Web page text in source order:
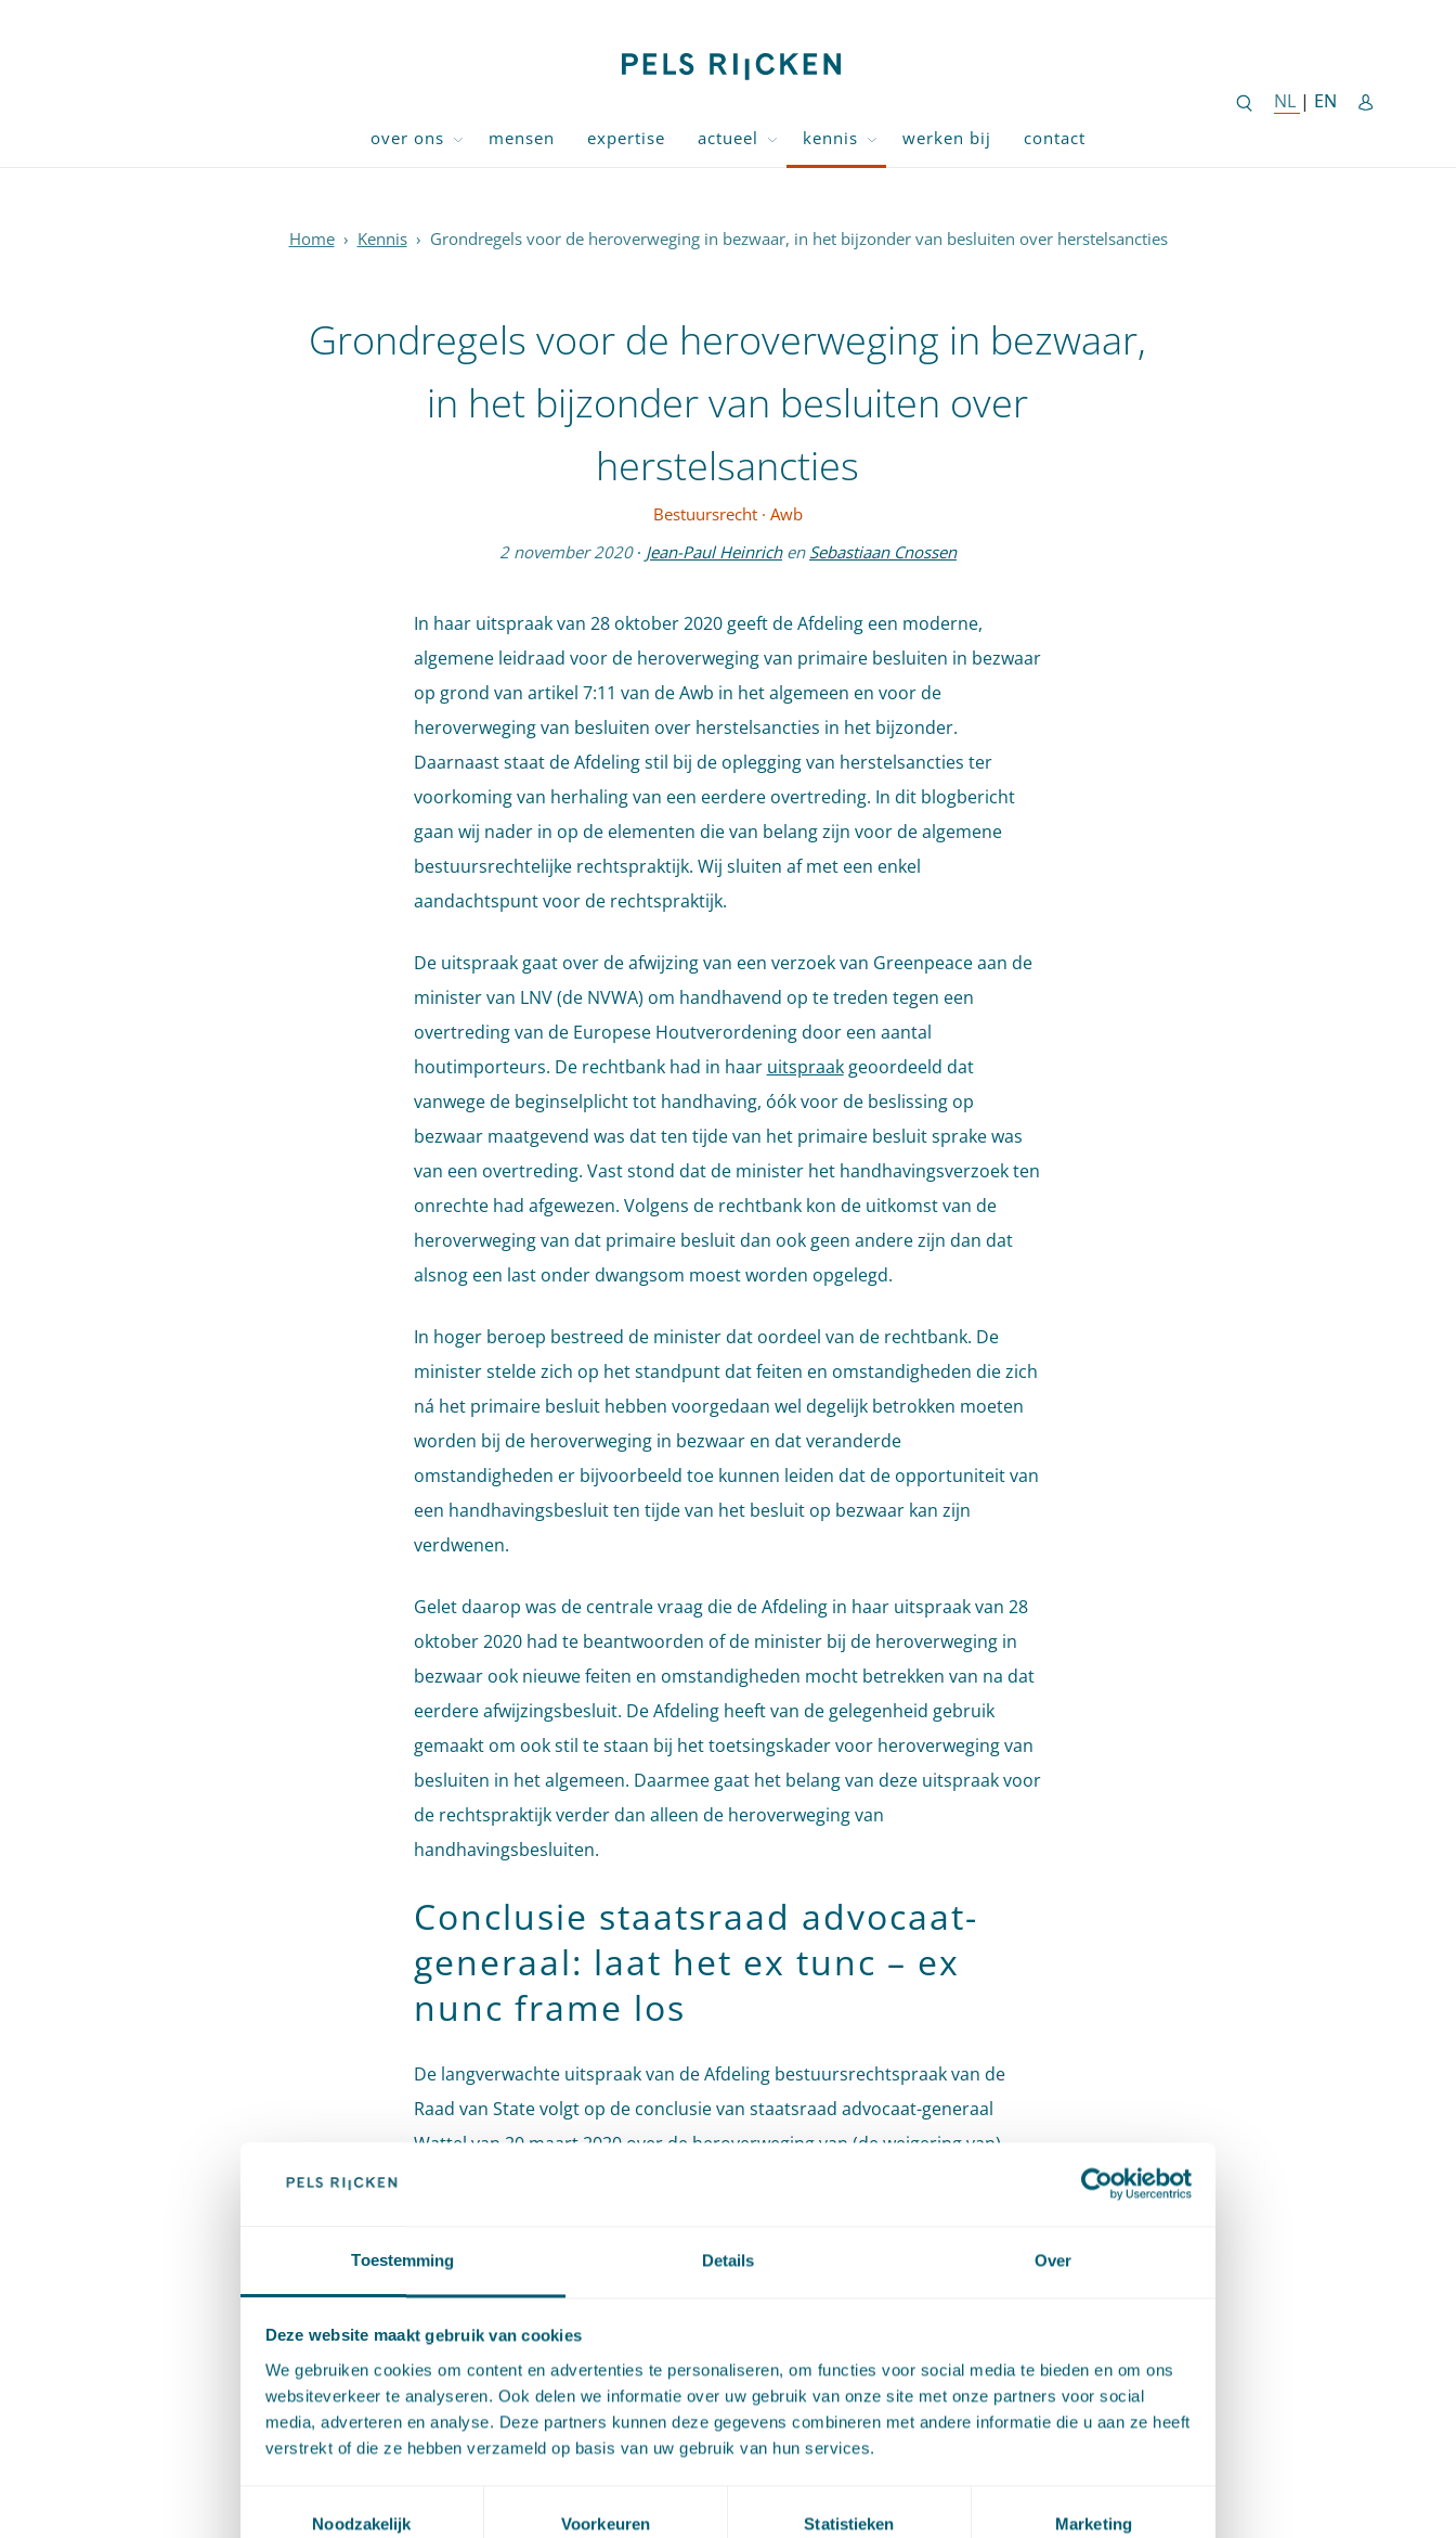
Toestemming Details Over
Deze website maakt gebruik van cookies
We gebruiken cookies om content en advertenties te personaliseren, om functies voor social media te bieden en om ons
websiteverkeer te analyseren. Ook delen we informatie over uw gebruik van onze site met onze partners voor social
media, adverteren en analyse. Deze partners kunnen deze gegevens combineren met andere informatie die u aan ze heeft
verstrekt of die ze hebben verzameld op basis van uw gebruik van hun services.
Noodzakelijk
Voorkeuren Statistieken Marketing
NL NEDERLANDSE
| EN ENGLISH
over ons mensen expertise actueel kennis werken bij contact
Home › Kennis › Grondregels voor de heroverweging in bezwaar, in het bijzonder van besluiten over herstelsancties
Grondregels voor de heroverweging in bezwaar,
in het bijzonder van besluiten over
herstelsancties
Bestuursrecht · Awb
2 november 2020 · Jean-Paul Heinrich en Sebastiaan Cnossen
In haar uitspraak van 28 oktober 2020 geeft de Afdeling een moderne,
algemene leidraad voor de heroverweging van primaire besluiten in bezwaar
op grond van artikel 7:11 van de Awb in het algemeen en voor de
heroverweging van besluiten over herstelsancties in het bijzonder.
Daarnaast staat de Afdeling stil bij de oplegging van herstelsancties ter
voorkoming van herhaling van een eerdere overtreding. In dit blogbericht
gaan wij nader in op de elementen die van belang zijn voor de algemene
bestuursrechtelijke rechtspraktijk. Wij sluiten af met een enkel
aandachtspunt voor de rechtspraktijk.
De uitspraak gaat over de afwijzing van een verzoek van Greenpeace aan de
minister van LNV (de NVWA) om handhavend op te treden tegen een
overtreding van de Europese Houtverordening door een aantal
houtimporteurs. De rechtbank had in haar uitspraakgeoordeeld dat
vanwege de beginselplicht tot handhaving, óók voor de beslissing op
bezwaar maatgevend was dat ten tijde van het primaire besluit sprake was
van een overtreding. Vast stond dat de minister het handhavingsverzoek ten
onrechte had afgewezen. Volgens de rechtbank kon de uitkomst van de
heroverweging van dat primaire besluit dan ook geen andere zijn dan dat
alsnog een last onder dwangsom moest worden opgelegd.
In hoger beroep bestreed de minister dat oordeel van de rechtbank. De
minister stelde zich op het standpunt dat feiten en omstandigheden die zich
ná het primaire besluit hebben voorgedaan wel degelijk betrokken moeten
worden bij de heroverweging in bezwaar en dat veranderde
omstandigheden er bijvoorbeeld toe kunnen leiden dat de opportuniteit van
een handhavingsbesluit ten tijde van het besluit op bezwaar kan zijn
verdwenen.
Gelet daarop was de centrale vraag die de Afdeling in haar uitspraak van 28
oktober 2020 had te beantwoorden of de minister bij de heroverweging in
bezwaar ook nieuwe feiten en omstandigheden mocht betrekken van na dat
eerdere afwijzingsbesluit. De Afdeling heeft van de gelegenheid gebruik
gemaakt om ook stil te staan bij het toetsingskader voor heroverweging van
besluiten in het algemeen. Daarmee gaat het belang van deze uitspraak voor
de rechtspraktijk verder dan alleen de heroverweging van
handhavingsbesluiten.
Conclusie staatsraad advocaat-
generaal: laat het ex tunc – ex
nunc frame los
De langverwachte uitspraak van de Afdeling bestuursrechtspraak van de
Raad van State volgt op de conclusie van staatsraad advocaat-generaal
Wattel van 20 maart 2020 over de heroverweging van (de weigering van)
recht doet aan het overkoepelend uitgangspunt dat herstelsancties effectief
niet opleggen van een herstelsanctie moet leiden tot een effectieve en
evenredige sanctionering (de staatsraad staatsraad a-g introduceert het
begrip “effectieve heroverweging”), nu het in de kern draait om het tot
gelding brengen van de te handhaven norm. Gelet daarop draait het volgens
en ‘nu’, maar een effectieve heroverweging van het handhavingsbesluit, die